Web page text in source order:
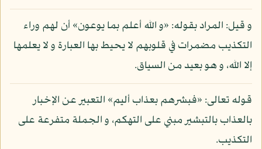
و قيل: المراد بقوله: «و الله أعلم بما يوعون» أن لهم وراء
التكذيب مضمرات في قلوبهم لا يحيط بها العبارة و لا يعلمها
إلا الله، و هو بعيد من السياق.
قوله تعالى: «فبشرهم بعذاب أليم» التعبير عن الإخبار
بالعذاب بالتبشير مبني على التهكم، و الجملة متفرعة على
التكذيب.